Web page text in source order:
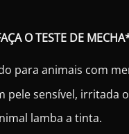
O TESTE DE
para animais com
pele sensível,
lamba a tinta.